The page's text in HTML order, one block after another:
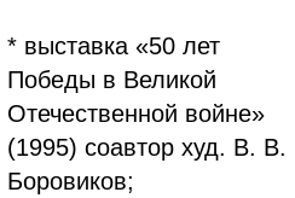
* выставка «50 лет
Победы в Великой
Отечественной войне»
(1995) соавтор худ. В. В.
Боровиков;